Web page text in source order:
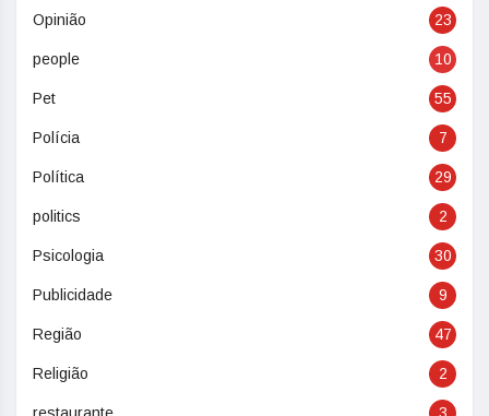
Opinião 23
people 10
Pet 55
Polícia 7
Política 29
politics 2
Psicologia 30
Publicidade 9
Região 47
Religião 2
restaurante 3